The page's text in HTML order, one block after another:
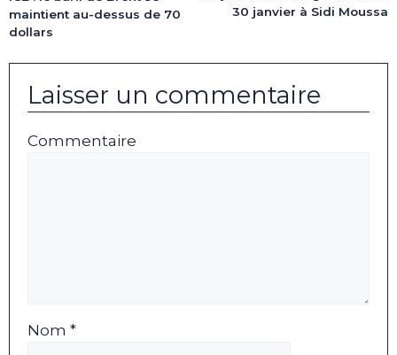
maintient au-dessus de 70
dollars
30 janvier à Sidi Moussa
Laisser un commentaire
Commentaire
Nom *